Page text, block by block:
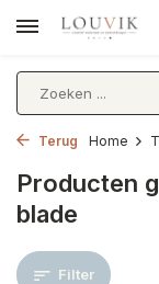
Terug Home
Producten
blade
Filter